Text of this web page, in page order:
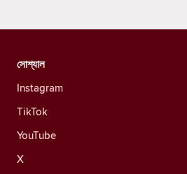
সোশ্যাল
Instagram
TikTok
YouTube
X